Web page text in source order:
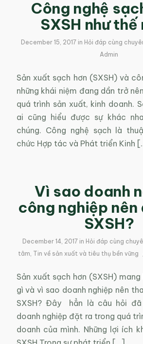
Công nghệ
SXSH như thế
December 15, 2017 in Hỏi đáp cùng
Admin
Sản xuất sạch hơn (SXSH) và
những khái niệm đang dần trở
quá trình sản xuất, kinh doanh.
ai cũng hiểu được sự khác
chúng. Công nghệ sạch là
chức Hợp tác và Phát triển Kinh
Vì sao doanh
công nghiệp nên
SXSH?
December 14, 2017 in Hỏi đáp cùng
tâm, Tin về sản xuất và tiêu thụ bền vững
Sản xuất sạch hơn (SXSH)
gì và vì sao doanh nghiệp nên
SXSH? Đây hẳn là câu hỏi
doanh nghiệp đặt ra trong quá
doanh của mình. Những lợi ích